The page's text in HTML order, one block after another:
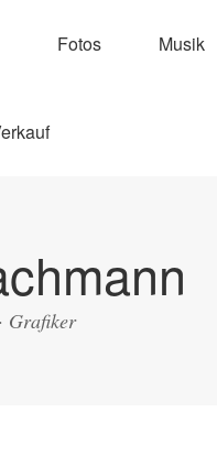
Fotos Musik
Grafiker